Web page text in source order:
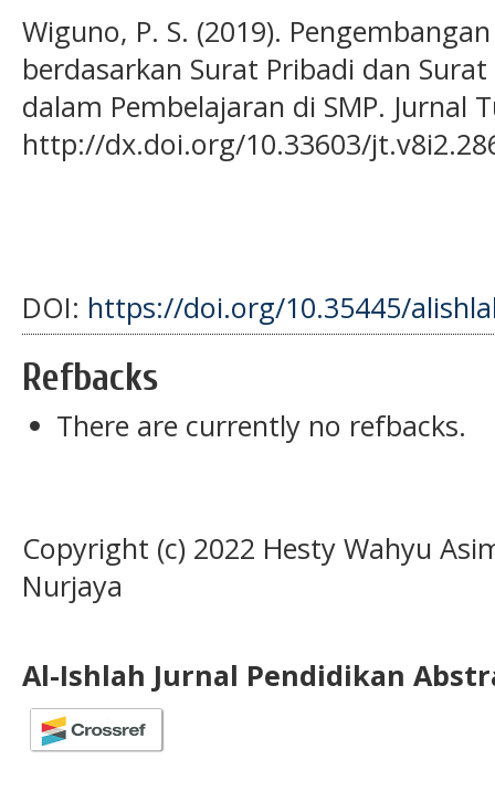
Wiguno, P. S. (2019).
berdasarkan Surat Pribadi dan
dalam Pembelajaran di SMP. Jurnal
http://dx.doi.org/10.33603/
DOI: https://doi.org/10.35445/
Refbacks
There are currently no refbacks.
Copyright (c) 2022 Hesty Wahyu
Nurjaya
Al-Ishlah Jurnal Pendidikan